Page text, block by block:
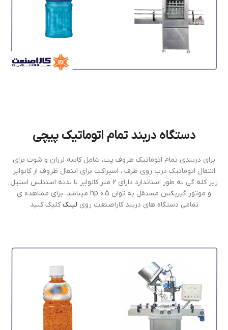
دستگاه دربند تمام اتوماتيك پيچي
براي دربندي تمام اتوماتيك ظروف پت، شامل كاسه لرزان و شوت براي
انتقال اتوماتيك درب روي ظرف ، اسپراكت براي انتقال ظروف از كانواير
زير كله گي به طور استاندارد داراي 2 متر كانواير با بدنه استنلس استيل
و موتور گيربكس مستقل به توان 0.5 hp ميباشد. برای مشاهده ی
تمامی دستگاه های دربند کاراصنعت روی لینککلیک کنید